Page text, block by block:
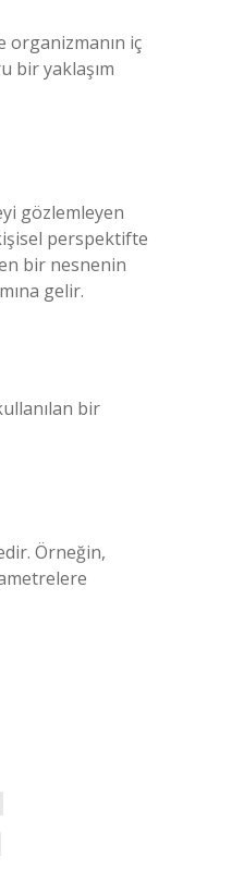
organizmanın iç
bir yaklaşım
gözlemleyen
perspektifte
bir nesnenin
gelir.
bir
Örneğin,